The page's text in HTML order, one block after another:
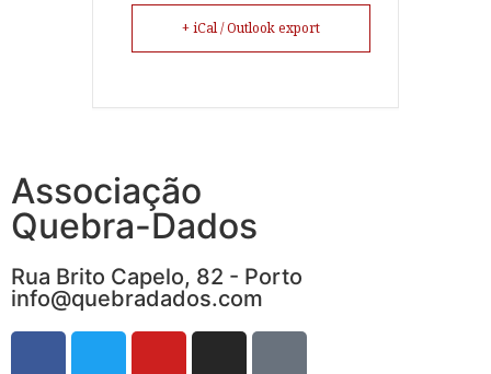
+ iCal / Outlook export
Associação
Quebra-Dados
Rua Brito Capelo, 82 - Porto
info@quebradados.com